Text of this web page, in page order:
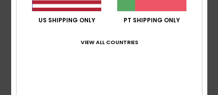
US SHIPPING ONLY PT SHIPPING ONLY
VIEW ALL COUNTRIES